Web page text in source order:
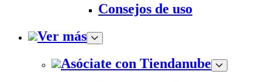
Consejos de uso
Ver más
Asóciate con Tiendanube